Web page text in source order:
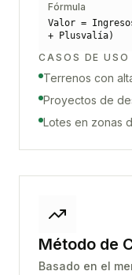
Fórmula
Valor =
+ Plusvalía)
CASOS DE USO
Terrenos con
Proyectos de
Lotes en zonas
Método de
Basado en el